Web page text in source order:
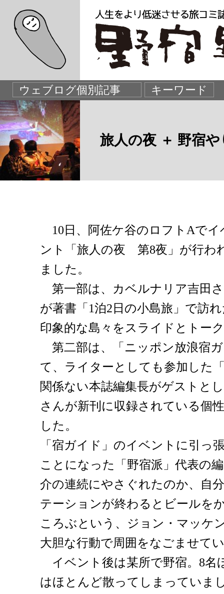
旅人の夜 ＋ 野宿
10日、阿佐ケ谷のロフトAでイ
ント「旅人の夜 第8夜」が行わ
ました。
第一部は、カベルナリア吉田
が著書「1泊2日の小島旅」で訪
印象的な島々をスライドとトー
第二部は、「ニッポン放浪宿
て、ライターとしても参加した
関係ない本誌編集長がゲストと
さんが新刊に収録されている個
した。
「宿ガイド」のイベントに引っ
ことになった「野宿派」代表の
介の連続にやさぐれたのか、自
テーションが終わるとビールを
ころぶという、ジョン・マッケ
大胆な行動で周囲をなごませて
イベント後は某所で野宿。8名
はほとんど散ってしまっていま